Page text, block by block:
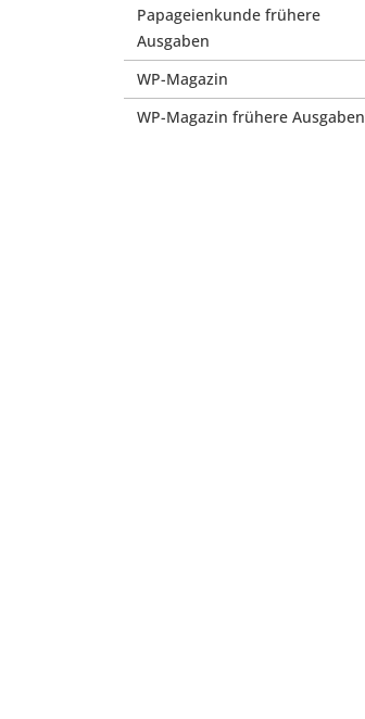
Papageienkunde frühere
Ausgaben
WP-Magazin
WP-Magazin frühere Ausgaben